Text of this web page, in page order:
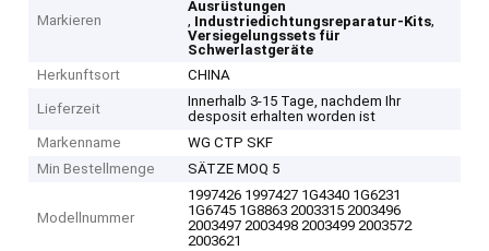
Markieren
Ausrüstungen
, Industriedichtungsreparatur-Kits,
Versiegelungssets für
Schwerlastgeräte
Herkunftsort
CHINA
Lieferzeit
Innerhalb 3-15 Tage, nachdem Ihr
desposit erhalten worden ist
Markenname
WG CTP SKF
Min Bestellmenge
SÄTZE MOQ 5
Modellnummer
1997426 1997427 1G4340 1G6231
1G6745 1G8863 2003315 2003496
2003497 2003498 2003499 2003572
2003621